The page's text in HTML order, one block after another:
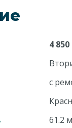
4 850
с
61.2